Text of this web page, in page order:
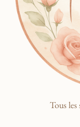
Tous les